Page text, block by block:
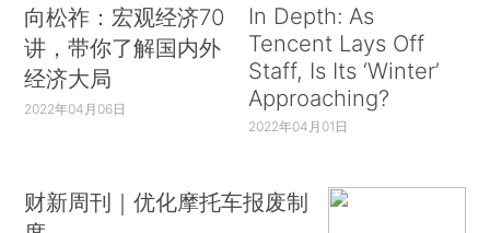
向松祚：宏观经济70
讲，带你了解国内外
经济大局
2022年04月06日
In Depth: As
Tencent Lays Off
Staff, Is Its ‘Winter’
Approaching?
2022年04月01日
财新周刊｜优化摩托车报废制